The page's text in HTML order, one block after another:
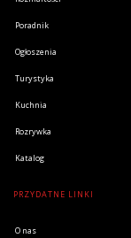
Poradnik
Ogłoszenia
Turystyka
Kuchnia
Rozrywka
Katalog
PRZYDATNE LINKI
O nas